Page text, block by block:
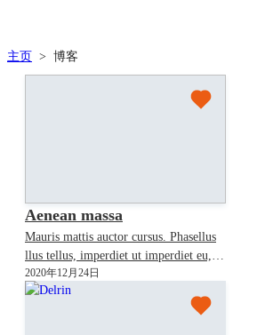
主页 > 博客
Aenean massa
Mauris mattis auctor cursus. Phasellus
llus tellus, imperdiet ut imperdiet eu,
iaculis sm. Donec vehicula
2020年12月24日